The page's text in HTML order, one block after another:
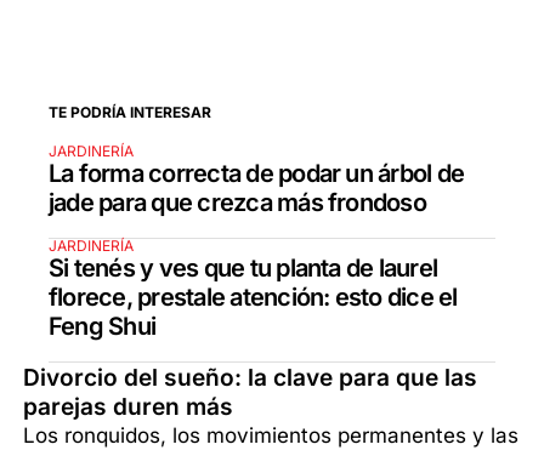
TE PODRÍA INTERESAR
JARDINERÍA
La forma correcta de podar un árbol de
jade para que crezca más frondoso
JARDINERÍA
Si tenés y ves que tu planta de laurel
florece, prestale atención: esto dice el
Feng Shui
Divorcio del sueño: la clave para que las
parejas duren más
Los ronquidos, los movimientos permanentes y las